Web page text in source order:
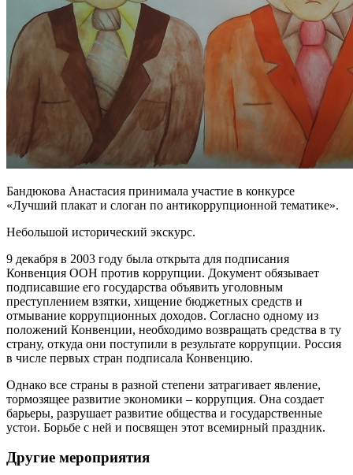
Бандюкова Анастасия принимала участие в конкурсе
«Лучший плакат и слоган по антикоррупционной тематике».
Небольшой исторический экскурс.
9 декабря в 2003 году была открыта для подписания
Конвенция ООН против коррупции. Документ обязывает
подписавшие его государства объявить уголовным
преступлением взятки, хищение бюджетных средств и
отмывание коррупционных доходов. Согласно одному из
положений Конвенции, необходимо возвращать средства в ту
страну, откуда они поступили в результате коррупции. Россия
в числе первых стран подписала Конвенцию.
Однако все страны в разной степени затрагивает явление,
тормозящее развитие экономики – коррупция. Она создает
барьеры, разрушает развитие общества и государственные
устои. Борьбе с ней и посвящен этот всемирный праздник.
Другие мероприятия